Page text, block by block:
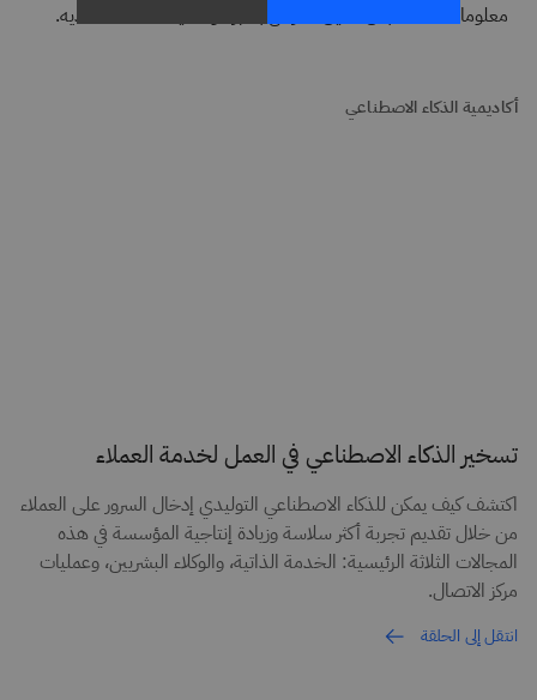
معلومات خاصة بكل عميل، تُعرض بالنبرة والصيغة المفضلة لديه.
أكاديمية الذكاء الاصطناعي
تسخير الذكاء الاصطناعي في العمل لخدمة العملاء
اكتشف كيف يمكن للذكاء الاصطناعي التوليدي إدخال السرور على العملاء
من خلال تقديم تجربة أكثر سلاسة وزيادة إنتاجية المؤسسة في هذه
المجالات الثلاثة الرئيسية: الخدمة الذاتية، والوكلاء البشريين، وعمليات
مركز الاتصال.
انتقل إلى الحلقة